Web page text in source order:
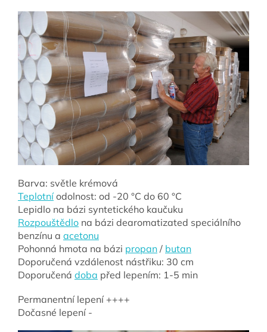
Barva: světle krémová
Teplotníodolnost: od -20 °C do 60 °C
Lepidlo na bázi syntetického kaučuku
Rozpouštědlo na bázi dearomatizated speciálního
benzínu a acetonu
Pohonná hmota na bázi propan / butan
Doporučená vzdálenost nástřiku: 30 cm
Doporučená doba před lepením: 1-5 min
Permanentní lepení ++++
Dočasné lepení -